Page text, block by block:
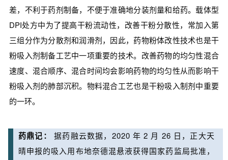
差，不利于药剂制备，不便于准确地分装剂量和给药。载体型
DPI处方中为了提高干粉流动性，改善干粉分散性，常加入第
三组分作为分散剂和润滑剂，因此，药物粉体改性技术也是干
粉吸入剂制备工艺中一项重要的技术。改善药物的均匀性混合
速度、混合顺序、混合时间均会影响药物的均匀性从而影响干
粉吸入剂的肺部沉积。物料混合工艺也是干粉吸入制剂中重要
的一环。
药鼎记：
据药融云数据，2020 年 2 月 26 日，正大天
晴申报的吸入用布地奈德混悬液获得国家药监局批准，